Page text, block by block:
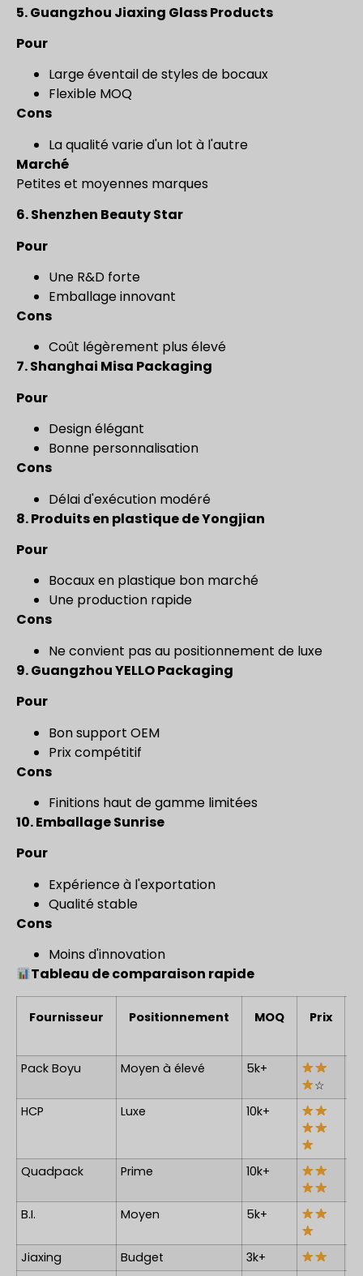
5.Guangzhou Jiaxing Glass Products
Pour
Large éventail de styles de bocaux
Flexible MOQ
Cons
La qualité varie d'un lot à l'autre
Marché
Petites et moyennes marques
6.Shenzhen Beauty Star
Pour
Une R&D forte
Emballage innovant
Cons
Coût légèrement plus élevé
7.Shanghai Misa Packaging
Pour
Design élégant
Bonne personnalisation
Cons
Délai d'exécution modéré
8.Produits en plastique de Yongjian
Pour
Bocaux en plastique bon marché
Une production rapide
Cons
Ne convient pas au positionnement de luxe
9.Guangzhou YELLO Packaging
Pour
Bon support OEM
Prix compétitif
Cons
Finitions haut de gamme limitées
10.Emballage Sunrise
Pour
Expérience à l'exportation
Qualité stable
Cons
Moins d'innovation
Tableau de comparaison rapide
Fournisseur Positionnement MOQ Prix
Pack Boyu Moyen à élevé
5k+
☆
HCP
Luxe 10k+
Quadpack Prime 10k+
B.I. Moyen 5k+
Jiaxing Budget
3k+